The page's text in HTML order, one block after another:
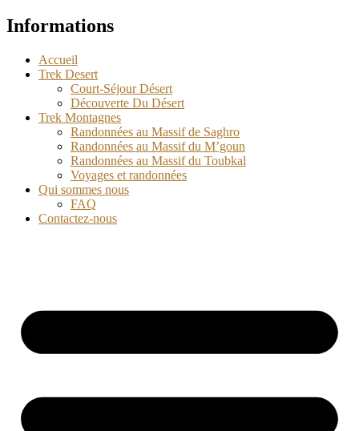
Informations
Accueil
Trek Desert
Court-Séjour Désert
Découverte Du Désert
Trek Montagnes
Randonnées au Massif de Saghro
Randonnées au Massif du M’goun
Randonnées au Massif du Toubkal
Voyages et randonnées
Qui sommes nous
FAQ
Contactez-nous